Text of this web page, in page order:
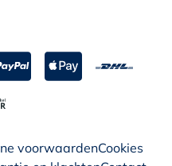
voorwaardenCookies